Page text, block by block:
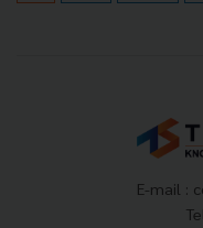
E-mail :